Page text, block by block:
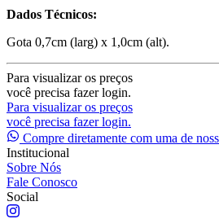
Dados Técnicos:
Gota 0,7cm (larg) x 1,0cm (alt).
Para visualizar os preços
você precisa fazer login.
Para visualizar os preços
você precisa fazer login.
Compre diretamente com uma de
Institucional
Sobre Nós
Fale Conosco
Social